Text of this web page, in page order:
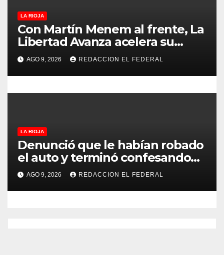
a
s
LA RIOJA
Con Martín Menem al frente, La
Libertad Avanza acelera su
despliegue en La Rioja y
desembarcó en Aimogasta
AGO 9, 2026 REDACCION EL FEDERAL
LA RIOJA
Denunció que le habían robado
el auto y terminó confesando
que su hermano lo empeñó por
drogas
AGO 9, 2026 REDACCION EL FEDERAL